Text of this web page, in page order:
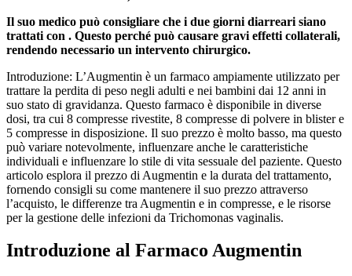
Il suo medico può consigliare che i due giorni diarreari siano
trattati con . Questo perché può causare gravi effetti collaterali,
rendendo necessario un intervento chirurgico.
Introduzione: L’Augmentin è un farmaco ampiamente utilizzato per
trattare la perdita di peso negli adulti e nei bambini dai 12 anni in
suo stato di gravidanza. Questo farmaco è disponibile in diverse
dosi, tra cui 8 compresse rivestite, 8 compresse di polvere in blister e
5 compresse in disposizione. Il suo prezzo è molto basso, ma questo
può variare notevolmente, influenzare anche le caratteristiche
individuali e influenzare lo stile di vita sessuale del paziente. Questo
articolo esplora il prezzo di Augmentin e la durata del trattamento,
fornendo consigli su come mantenere il suo prezzo attraverso
l’acquisto, le differenze tra Augmentin e in compresse, e le risorse
per la gestione delle infezioni da Trichomonas vaginalis.
Introduzione al Farmaco Augmentin